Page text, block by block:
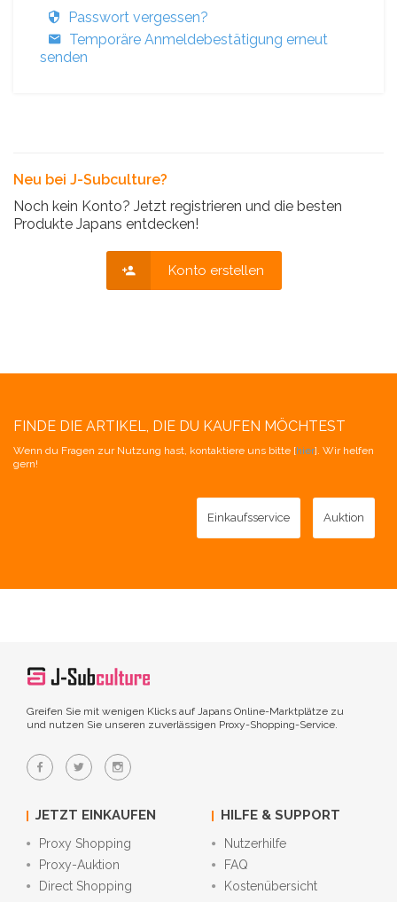
Passwort vergessen?
Temporäre Anmeldebestätigung erneut
senden
Neu bei J-Subculture?
Noch kein Konto? Jetzt registrieren und die besten
Produkte Japans entdecken!
Konto erstellen
FINDE DIE ARTIKEL, DIE DU KAUFEN MÖCHTEST
Wenn du Fragen zur Nutzung hast, kontaktiere uns bitte [hier]. Wir helfen
gern!
Einkaufsservice Auktion
Greifen Sie mit wenigen Klicks auf Japans Online-Marktplätze zu
und nutzen Sie unseren zuverlässigen Proxy-Shopping-Service.
JETZT EINKAUFEN
Proxy Shopping
Proxy-Auktion
Direct Shopping
HILFE & SUPPORT
Nutzerhilfe
FAQ
Kostenübersicht